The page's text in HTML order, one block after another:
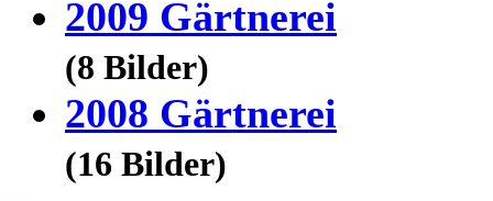
2009 Gärtnerei
(8 Bilder)
2008 Gärtnerei
(16 Bilder)